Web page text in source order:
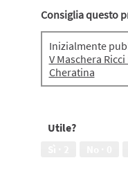
Consiglia questo
Inizialmente
V Maschera
Cheratina
Utile?